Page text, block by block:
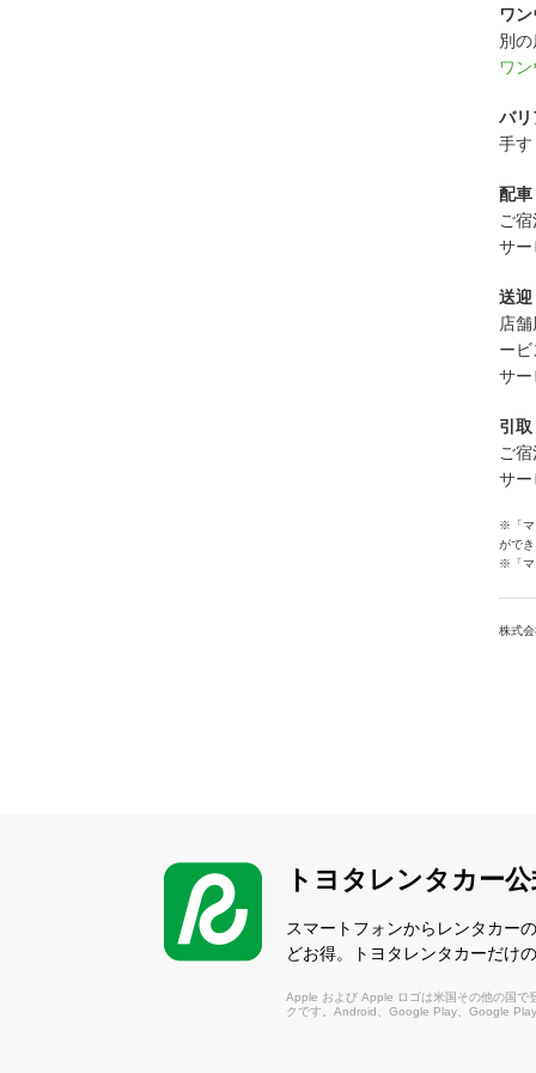
ワ
別
ワ
バリ
手す
配車
ご
サー
送迎
店
ー
サー
引取
ご
サー
※「マ
がで
※「マ
株式
トヨタレンタカー
スマートフォンからレンタカー
どお得。トヨタレンタカーだけ
Apple および Apple ロゴは米国その他の国
クです。Android、Google Play、Google